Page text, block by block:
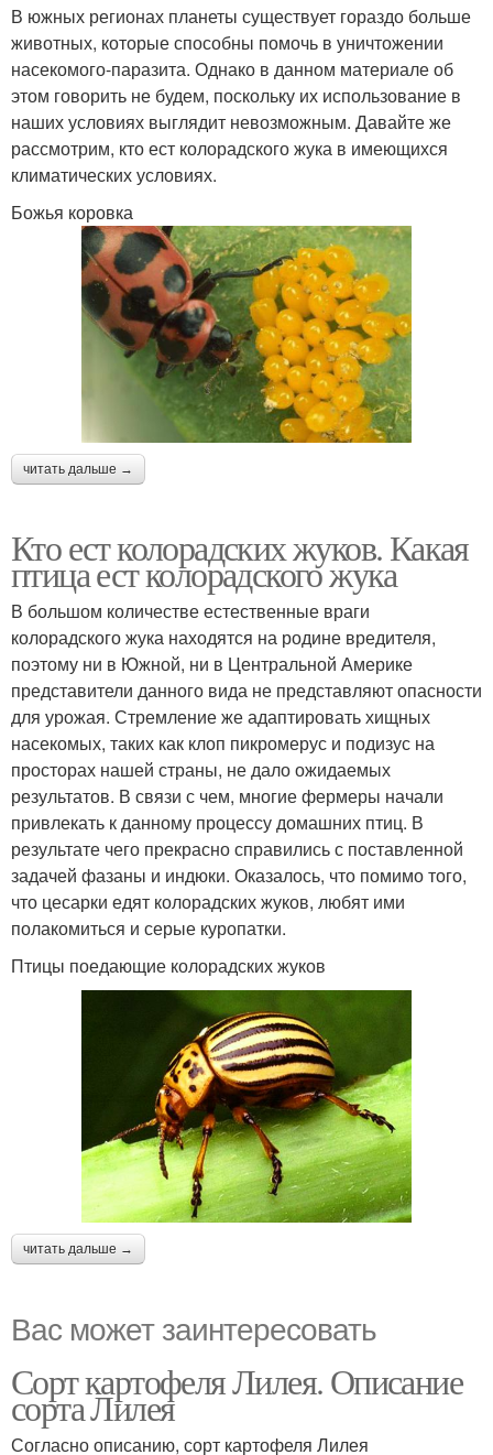
В южных регионах планеты существует гораздо больше
животных, которые способны помочь в уничтожении
насекомого-паразита. Однако в данном материале об
этом говорить не будем, поскольку их использование в
наших условиях выглядит невозможным. Давайте же
рассмотрим, кто ест колорадского жука в имеющихся
климатических условиях.
Божья коровка
читать дальше →
Кто ест колорадских жуков. Какая
птица ест колорадского жука
В большом количестве естественные враги
колорадского жука находятся на родине вредителя,
поэтому ни в Южной, ни в Центральной Америке
представители данного вида не представляют опасности
для урожая. Стремление же адаптировать хищных
насекомых, таких как клоп пикромерус и подизус на
просторах нашей страны, не дало ожидаемых
результатов. В связи с чем, многие фермеры начали
привлекать к данному процессу домашних птиц. В
результате чего прекрасно справились с поставленной
задачей фазаны и индюки. Оказалось, что помимо того,
что цесарки едят колорадских жуков, любят ими
полакомиться и серые куропатки.
Птицы поедающие колорадских жуков
читать дальше →
Вас может заинтересовать
Сорт картофеля Лилея. Описание
сорта Лилея
Согласно описанию, сорт картофеля Лилея